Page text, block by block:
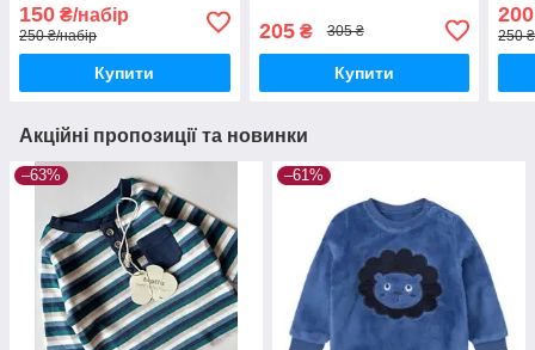
150 ₴/набір
250 ₴/набір
Купити
205₴ 305 ₴
Купити
200
250
Акційні пропозиції та новинки
–63% –61%